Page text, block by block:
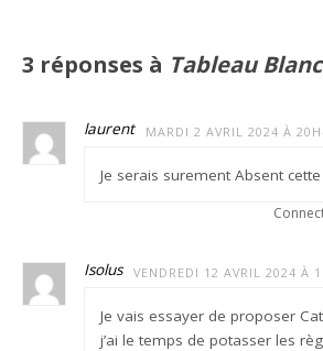
3 réponses à Tableau Blanc
laurent MARDI 2 AVRIL 2024 À
Je serais surement Absent
Isolus VENDREDI 12 AVRIL 2024 À
Je vais essayer de proposer
j’ai le temps de potasser les